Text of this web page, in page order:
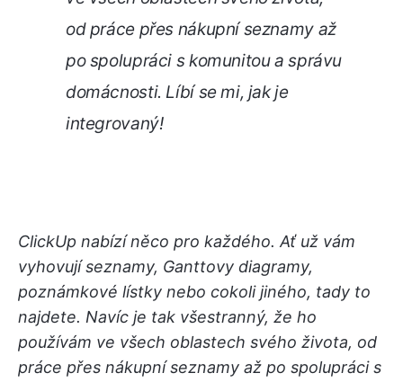
od práce přes nákupní seznamy až
po spolupráci s komunitou a správu
domácnosti. Líbí se mi, jak je
integrovaný!
ClickUp nabízí něco pro každého. Ať už vám
vyhovují seznamy, Ganttovy diagramy,
poznámkové lístky nebo cokoli jiného, tady to
najdete. Navíc je tak všestranný, že ho
používám ve všech oblastech svého života, od
práce přes nákupní seznamy až po spolupráci s